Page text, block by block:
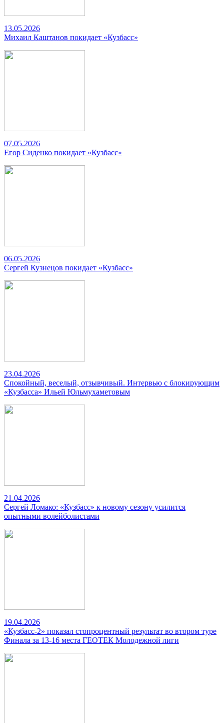
13.05.2026
Михаил Каштанов покидает «Кузбасс»
07.05.2026
Егор Сиденко покидает «Кузбасс»
06.05.2026
Сергей Кузнецов покидает «Кузбасс»
23.04.2026
Спокойный, веселый, отзывчивый. Интервью с блокирующим
«Кузбасса» Ильей Юльмухаметовым
21.04.2026
Сергей Ломако: «Кузбасс» к новому сезону усилится
опытными волейболистами
19.04.2026
«Кузбасс-2» показал стопроцентный результат во втором туре
Финала за 13-16 места ГЕОТЕК Молодежной лиги